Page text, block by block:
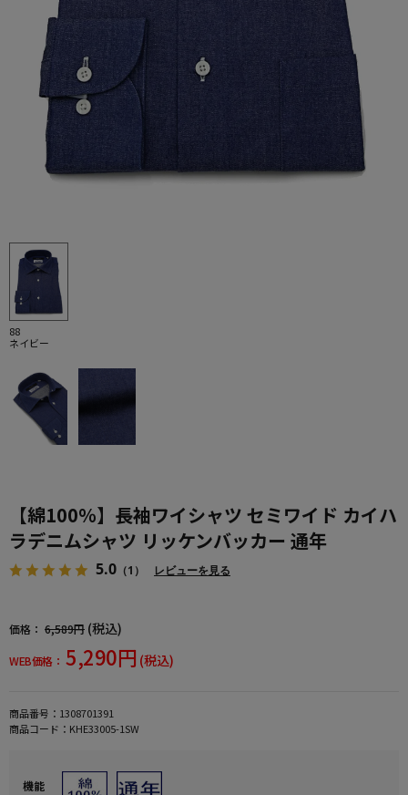
88
ネイビー
【綿100％】長袖ワイシャツ セミワイド カイハ
ラデニムシャツ リッケンバッカー 通年
5.0 （1） レビューを見る
価格： 6,589円 (税込)
WEB価格： 5,290円 (税込)
商品番号： 1308701391
商品コード： KHE33005-1SW
機能